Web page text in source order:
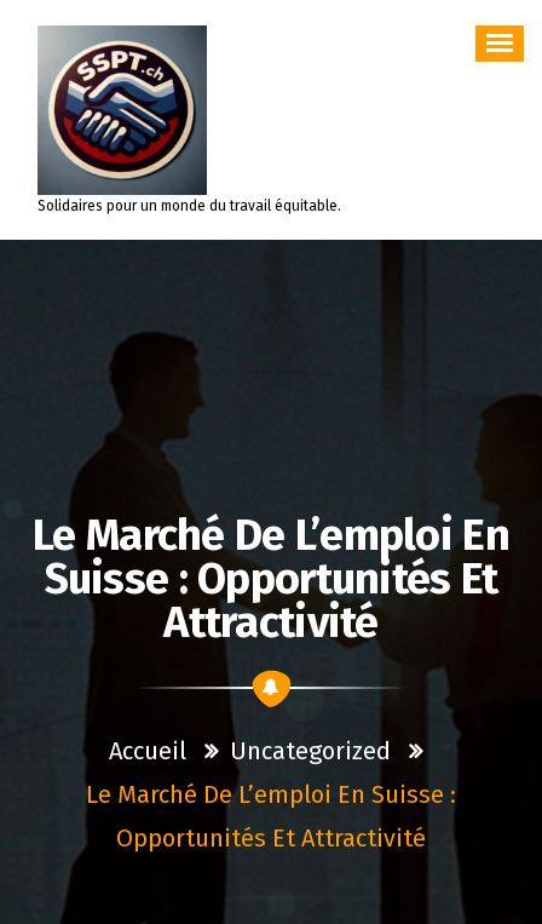
contenu
Solidaires pour un monde du travail équitable.
Le Marché De L’emploi En
Suisse : Opportunités Et
Attractivité
Accueil
Uncategorized
Le Marché De L’emploi En Suisse :
Opportunités Et Attractivité